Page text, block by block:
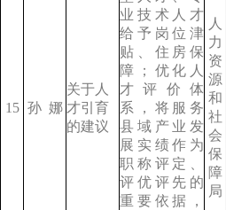
15 孙 娜
关于人
才引育
的建议
业技术人才
给予岗位津
贴、住房保
障；优化人
才评价体
系，将服务
县域产业发
展实绩作为
职称评定、
评优评先的
重要依据，
人
力
资
源
和
社
会
保
障
局